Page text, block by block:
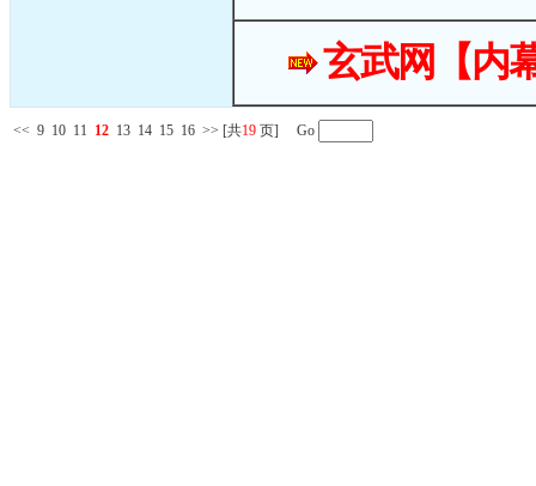
玄武网【内
<< 9 10 11 12 13 14 15 16 >> [共19 页] Go